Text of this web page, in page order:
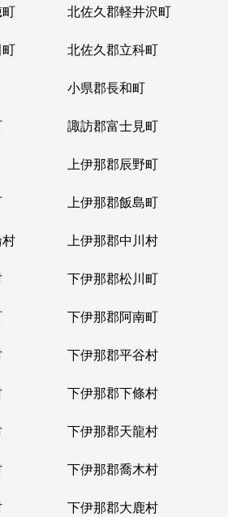
北佐久郡軽井沢町
北佐久郡立科町
小県郡長和町
諏訪郡富士見町
上伊那郡辰野町
上伊那郡飯島町
上伊那郡中川村
下伊那郡松川町
下伊那郡阿南町
下伊那郡平谷村
下伊那郡下條村
下伊那郡天龍村
下伊那郡喬木村
下伊那郡大鹿村